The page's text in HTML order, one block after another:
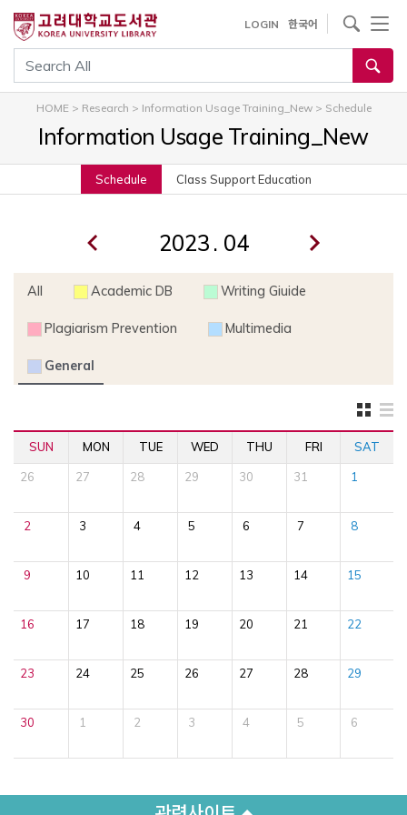
건
기
통합검색
LOGIN 한국어
사이트내 검색
HOME> Research > Information Usage Training_New> Schedule
Information Usage Training_New
Schedule Class Support Education
.
All Academic DB Writing Giuide
Plagiarism Prevention Multimedia
General
SUN MON TUE WED THU FRI SAT
26 27 28 29 30 31 1
2 3 4 5 6 7 8
9 10 11 12 13 14 15
16 17 18 19 20 21 22
23 24 25 26 27 28 29
30 1 2 3 4 5 6